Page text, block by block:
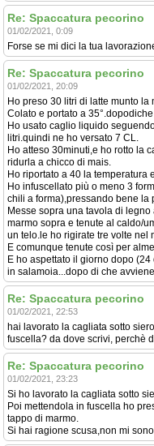
Re: Spaccatura pecorino
01/02/2021, 0:09
Forse se mi dici la tua
Re: Spaccatura pecorino
01/02/2021, 20:09
Ho preso 30 litri di latte munto
Colato e portato a 35°.dopodiche
Ho usato caglio liquido
litri.quindi ne ho versato 7 CL.
Ho atteso 30minuti,e ho rotto la
ridurla a chicco di mais.
Ho riportato a 40 la temperatura
Ho infuscellato più o meno 3
chili a forma),pressando bene la
Messe sopra una tavola di
marmo sopra e tenute al caldo/
un telo.le ho rigirate tre volte nel
E comunque tenute così per
E ho aspettato il giorno dopo
in salamoia...dopo di che
Re: Spaccatura pecorino
01/02/2021, 22:53
hai lavorato la cagliata sotto
fuscella? da dove scrivi, perchè
Re: Spaccatura pecorino
01/02/2021, 23:23
Si ho lavorato la cagliata sotto
Poi mettendola in fuscella ho
tappo di marmo.
Si hai ragione scusa,non mi